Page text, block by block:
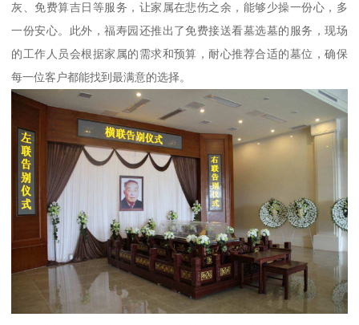
灰、免费算吉日等服务，让家属在悲伤之余，能够少操一份心，多
一份安心。此外，福寿园还推出了免费接送看墓选墓的服务，现场
的工作人员会根据家属的需求和预算，耐心推荐合适的墓位，确保
每一位客户都能找到最满意的选择。